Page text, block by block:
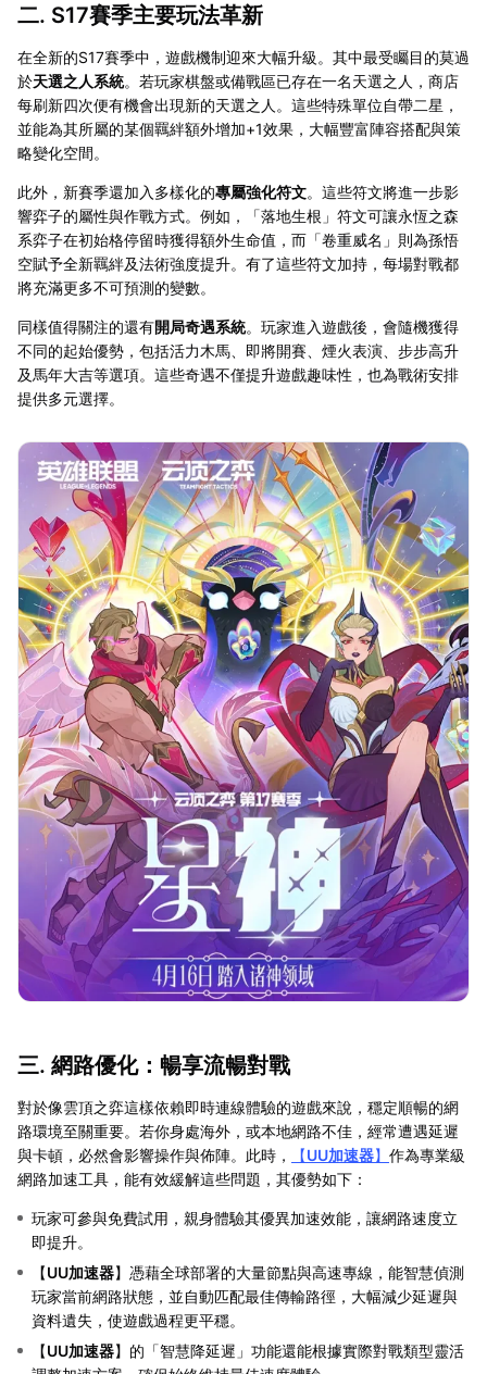
二. S17賽季主要玩法革新
在全新的S17賽季中，遊戲機制迎來大幅升級。其中最受矚目的莫過
於天選之人系統。若玩家棋盤或備戰區已存在一名天選之人，商店
每刷新四次便有機會出現新的天選之人。這些特殊單位自帶二星，
並能為其所屬的某個羈絆額外增加+1效果，大幅豐富陣容搭配與策
略變化空間。
此外，新賽季還加入多樣化的專屬強化符文。這些符文將進一步影
響弈子的屬性與作戰方式。例如，「落地生根」符文可讓永恆之森
系弈子在初始格停留時獲得額外生命值，而「卷重威名」則為孫悟
空賦予全新羈絆及法術強度提升。有了這些符文加持，每場對戰都
將充滿更多不可預測的變數。
同樣值得關注的還有開局奇遇系統。玩家進入遊戲後，會隨機獲得
不同的起始優勢，包括活力木馬、即將開賽、煙火表演、步步高升
及馬年大吉等選項。這些奇遇不僅提升遊戲趣味性，也為戰術安排
提供多元選擇。
三. 網路優化：暢享流暢對戰
對於像雲頂之弈這樣依賴即時連線體驗的遊戲來說，穩定順暢的網
路環境至關重要。若你身處海外，或本地網路不佳，經常遭遇延遲
與卡頓，必然會影響操作與佈陣。此時，
【UU加速器】 作為專業級
網路加速工具，能有效緩解這些問題，其優勢如下：
玩家可參與免費試用，親身體驗其優異加速效能，讓網路速度立
即提升。
【UU加速器】憑藉全球部署的大量節點與高速專線，能智慧偵測
玩家當前網路狀態，並自動匹配最佳傳輸路徑，大幅減少延遲與
資料遺失，使遊戲過程更平穩。
【UU加速器】的「智慧降延遲」功能還能根據實際對戰類型靈活